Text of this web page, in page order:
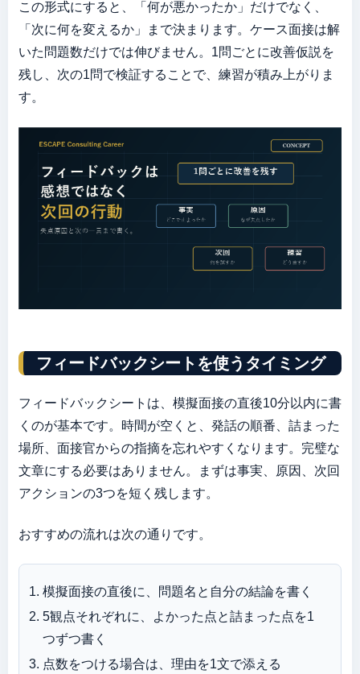
この形式にすると、「何が悪かったか」だけでなく、
「次に何を変えるか」まで決まります。ケース面接は解
いた問題数だけでは伸びません。1問ごとに改善仮説を
残し、次の1問で検証することで、練習が積み上がりま
す。
フィードバックシートを使うタイミング
フィードバックシートは、模擬面接の直後10分以内に書
くのが基本です。時間が空くと、発話の順番、詰まった
場所、面接官からの指摘を忘れやすくなります。完璧な
文章にする必要はありません。まずは事実、原因、次回
アクションの3つを短く残します。
おすすめの流れは次の通りです。
模擬面接の直後に、問題名と自分の結論を書く
5観点それぞれに、よかった点と詰まった点を1
つずつ書く
点数をつける場合は、理由を1文で添える